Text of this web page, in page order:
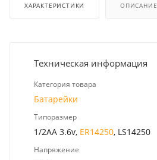
ХАРАКТЕРИСТИКИ ОПИСАНИЕ
Техническая информация
Категория товара
Батарейки
Типоразмер
1/2AA 3.6v, ER14250, LS14250
Напряжение